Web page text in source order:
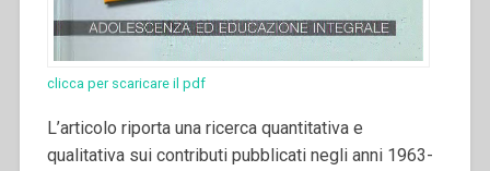
clicca per scaricare il pdf
L’articolo riporta una ricerca quantitativa e
qualitativa sui contributi pubblicati negli anni 1963-